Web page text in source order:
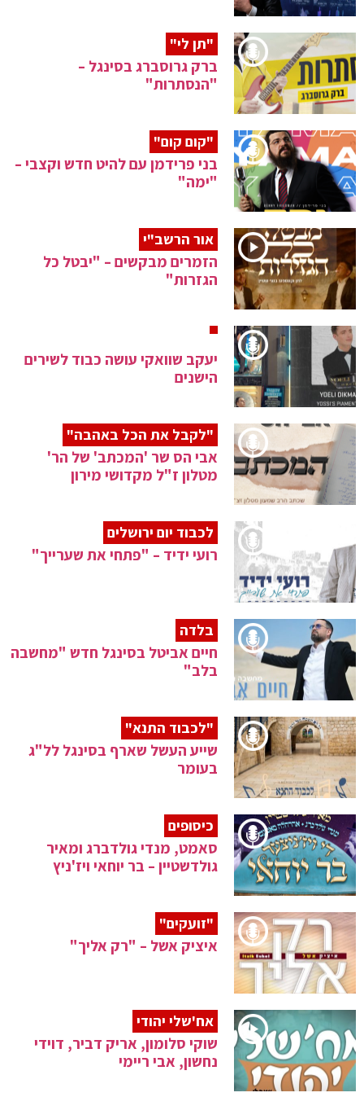
"תן לי"
ברק גרוסברג בסינגל –
"הנסתרות"
"קום קום"
בני פרידמן עם להיט חדש וקצבי –
"ימה"
אור הרשב"י
הזמרים מבקשים – "יבטל כל
הגזרות"
יעקב שוואקי עושה כבוד לשירים
הישנים
"לקבל את הכל באהבה"
אבי הס שר 'המכתב' של הר'
מטלון ז"ל מקדושי מירון
לכבוד יום ירושלים
רועי ידיד – "פתחי את שערייך"
בלדה
חיים אביטל בסינגל חדש "מחשבה
בלב"
"לכבוד התנא"
שייע העשל שארף בסינגל לל"ג
בעומר
כיסופים
סאמט, מנדי גולדברג ומאיר
גולדשטיין – בר יוחאי ויז'ניץ
"זועקים"
איציק אשל – "רק אליך"
אח'שלי יהודי
שוקי סלומון, אריק דביר, דוידי
נחשון, אבי ריימי